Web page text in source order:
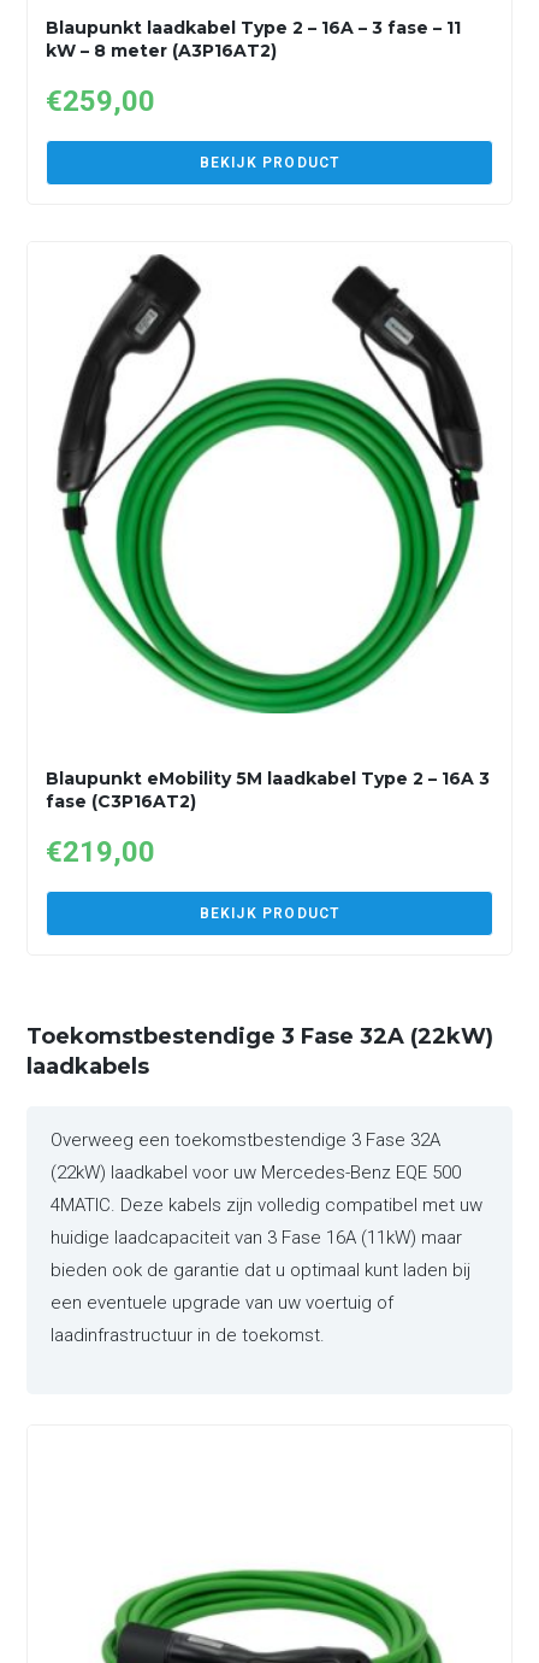
Blaupunkt laadkabel Type 2 – 16A – 3 fase – 11
kW – 8 meter (A3P16AT2)
€259,00
BEKIJK PRODUCT
Blaupunkt eMobility 5M laadkabel Type 2 – 16A 3
fase (C3P16AT2)
€219,00
BEKIJK PRODUCT
Toekomstbestendige 3 Fase 32A (22kW)
laadkabels
Overweeg een toekomstbestendige 3 Fase 32A
(22kW) laadkabel voor uw Mercedes-Benz EQE 500
4MATIC. Deze kabels zijn volledig compatibel met uw
huidige laadcapaciteit van 3 Fase 16A (11kW) maar
bieden ook de garantie dat u optimaal kunt laden bij
een eventuele upgrade van uw voertuig of
laadinfrastructuur in de toekomst.